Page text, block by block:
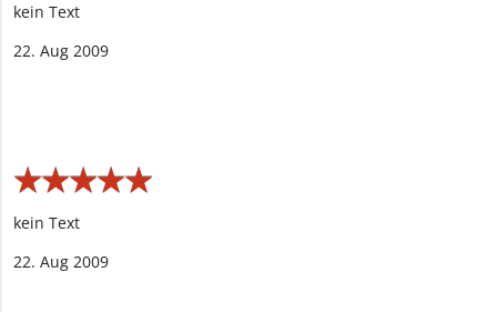
kein Text
22. Aug 2009
★★★★★
★★★★★
kein Text
22. Aug 2009